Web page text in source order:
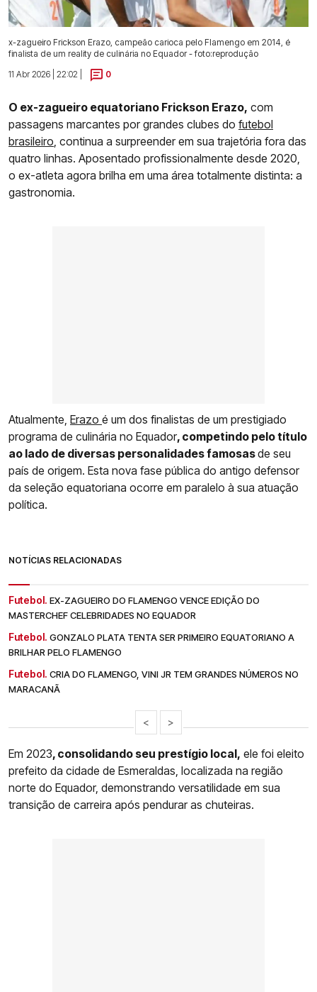
x-zagueiro Frickson Erazo, campeão carioca pelo Flamengo em 2014, é
finalista de um reality de culinária no Equador - foto:reprodução
11 Abr 2026 | 22:02 |
0
O ex-zagueiro equatoriano Frickson Erazo, com
passagens marcantes por grandes clubes do futebol
brasileiro , continua a surpreender em sua trajetória fora das
quatro linhas. Aposentado profissionalmente desde 2020,
o ex-atleta agora brilha em uma área totalmente distinta: a
gastronomia.
Atualmente, Erazo é um dos finalistas de um prestigiado
programa de culinária no Equador, competindo pelo título
ao lado de diversas personalidades famosasde seu
país de origem. Esta nova fase pública do antigo defensor
da seleção equatoriana ocorre em paralelo à sua atuação
política.
NOTÍCIAS RELACIONADAS
Futebol. EX-ZAGUEIRO DO FLAMENGO VENCE EDIÇÃO DO
MASTERCHEF CELEBRIDADES NO EQUADOR
Futebol. GONZALO PLATA TENTA SER PRIMEIRO EQUATORIANO A
BRILHAR PELO FLAMENGO
Futebol. CRIA DO FLAMENGO, VINI JR TEM GRANDES NÚMEROS NO
MARACANÃ
< >
Em 2023, consolidando seu prestígio local, ele foi eleito
prefeito da cidade de Esmeraldas, localizada na região
norte do Equador, demonstrando versatilidade em sua
transição de carreira após pendurar as chuteiras.